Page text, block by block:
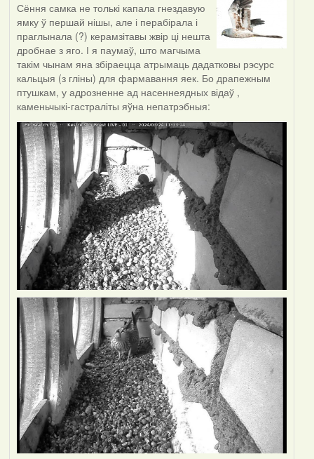
Сёння самка не толькі капала гнездавую
ямку ў першай нішы, але і перабірала і
праглынала (?) керамзітавы жвір ці нешта
дробнае з яго. І я паумаў, што магчыма
такім чынам яна збіраецца атрымаць дадатковы рэсурс
кальцыя (з гліны) для фармавання яек. Бо драпежным
птушкам, у адрозненне ад насеннеядных відаў ,
каменьчыкі-гастраліты яўна непатрэбныя: